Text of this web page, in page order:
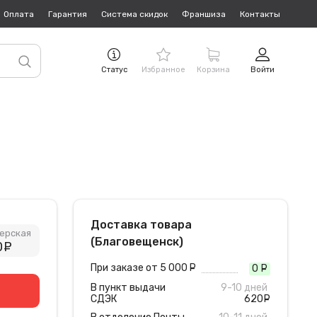
Оплата Гарантия Система скидок Франшиза Контакты
Статус Избранное Корзина Войти
Доставка товара
(Благовещенск)
При заказе от 5 000 0
В пункт выдачи
СДЭК
9-10 дней
620